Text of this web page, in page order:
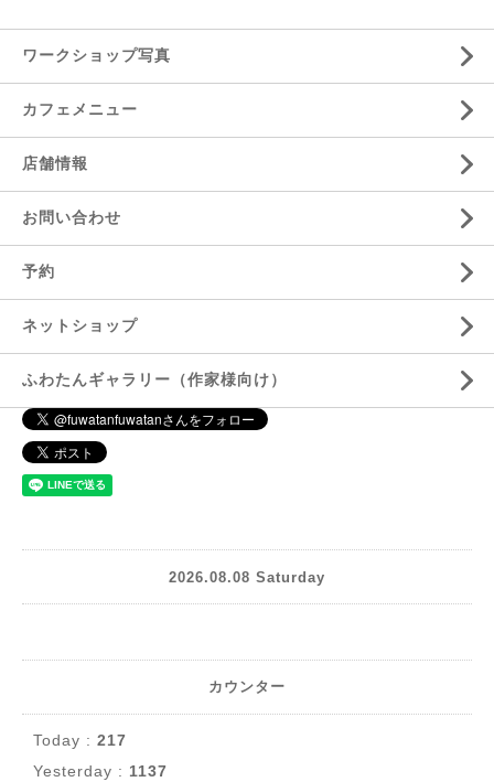
ワークショップ写真
カフェメニュー
店舗情報
お問い合わせ
予約
ネットショップ
ふわたんギャラリー（作家様向け）
2026.08.08 Saturday
カウンター
Today : 217
Yesterday : 1137